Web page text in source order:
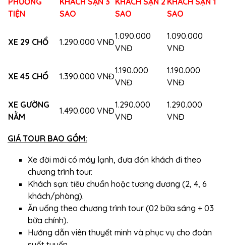
TIỆN
SAO
SAO
SAO
XE 29 CHỔ 1.290.000 VNĐ
1.090.000
VNĐ
1.090.000
VNĐ
XE 45 CHỔ 1.390.000 VNĐ
1.190.000
VNĐ
1.190.000
VNĐ
XE GƯỜNG
NẰM
1.490.000 VNĐ
1.290.000
VNĐ
1.290.000
VNĐ
GIÁ TOUR BAO GỒM:
Xe đời mới có máy lạnh, đưa đón khách đi theo
chương trình tour.
Khách sạn: tiêu chuẩn hoặc tương đương (2, 4, 6
khách/phòng).
Ăn uống theo chương trình tour (02 bữa sáng + 03
bữa chính).
Hướng dẫn viên thuyết minh và phục vụ cho đoàn